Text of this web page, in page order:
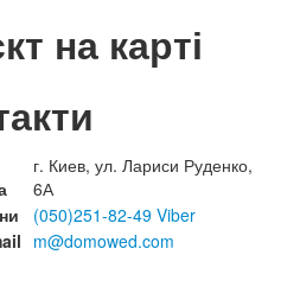
на карті
г. Киев, ул. Лариси Руденко,
6А
(050)251-82-49 Viber
m@domowed.com